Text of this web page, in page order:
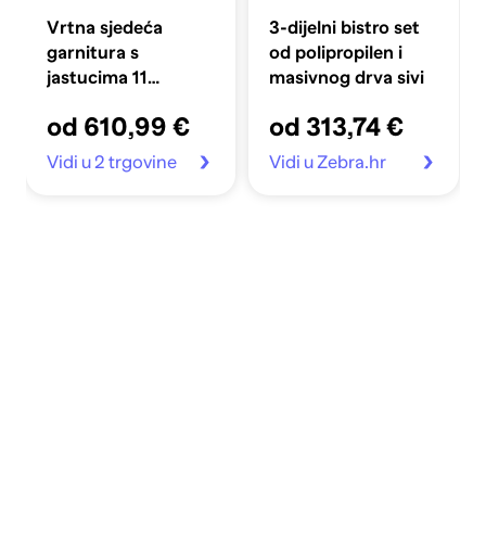
Vrtna sjedeća
garnitura s
jastucima 11
crna, duljina stola
90 cm
od 610,99 €
Vidi u 2 trgovine
3-dijelni bistro set
od polipropilen i
masivnog drva sivi
od 313,74 €
Vidi u Zebra.hr